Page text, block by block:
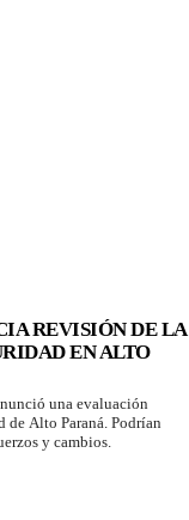
REVISIÓN DE LA
EN ALTO
una evaluación
de Alto Paraná. Podrían
y cambios.